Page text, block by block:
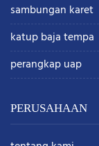
sambungan karet
katup baja tempa
perangkap uap
PERUSAHAAN